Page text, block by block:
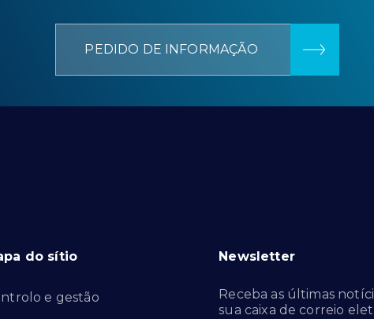
PEDIDO DE INFORMAÇÃO
do sítio
e gestão
Newsletter
Receba as últimas
sua caixa de correio